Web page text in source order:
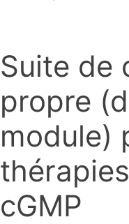
Suite de
propre
module)
cGMP